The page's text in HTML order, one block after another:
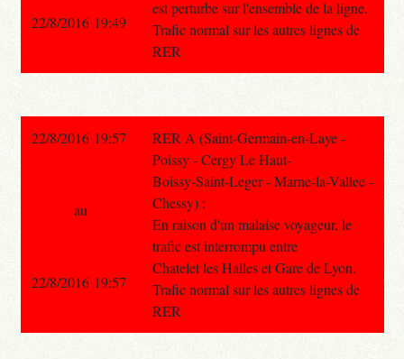
est perturbe sur l'ensemble de la ligne.
Trafic normal sur les autres lignes de
RER
22/8/2016 19:49
22/8/2016 19:57
RER A (Saint-Germain-en-Laye -
Poissy - Cergy Le Haut-
Boissy-Saint-Leger - Marne-la-Vallee -
Chessy) :
En raison d'un malaise voyageur, le
trafic est interrompu entre
Chatelet les Halles et Gare de Lyon.
Trafic normal sur les autres lignes de
RER
au
22/8/2016 19:57